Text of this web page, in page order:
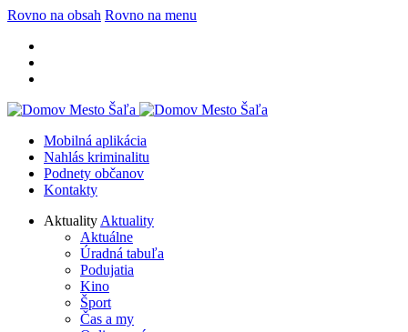
Rovno na obsah Rovno na menu
Mobilná aplikácia
Nahlás kriminalitu
Podnety občanov
Kontakty
Aktuality Aktuality
Aktuálne
Úradná tabuľa
Podujatia
Kino
Šport
Čas a my